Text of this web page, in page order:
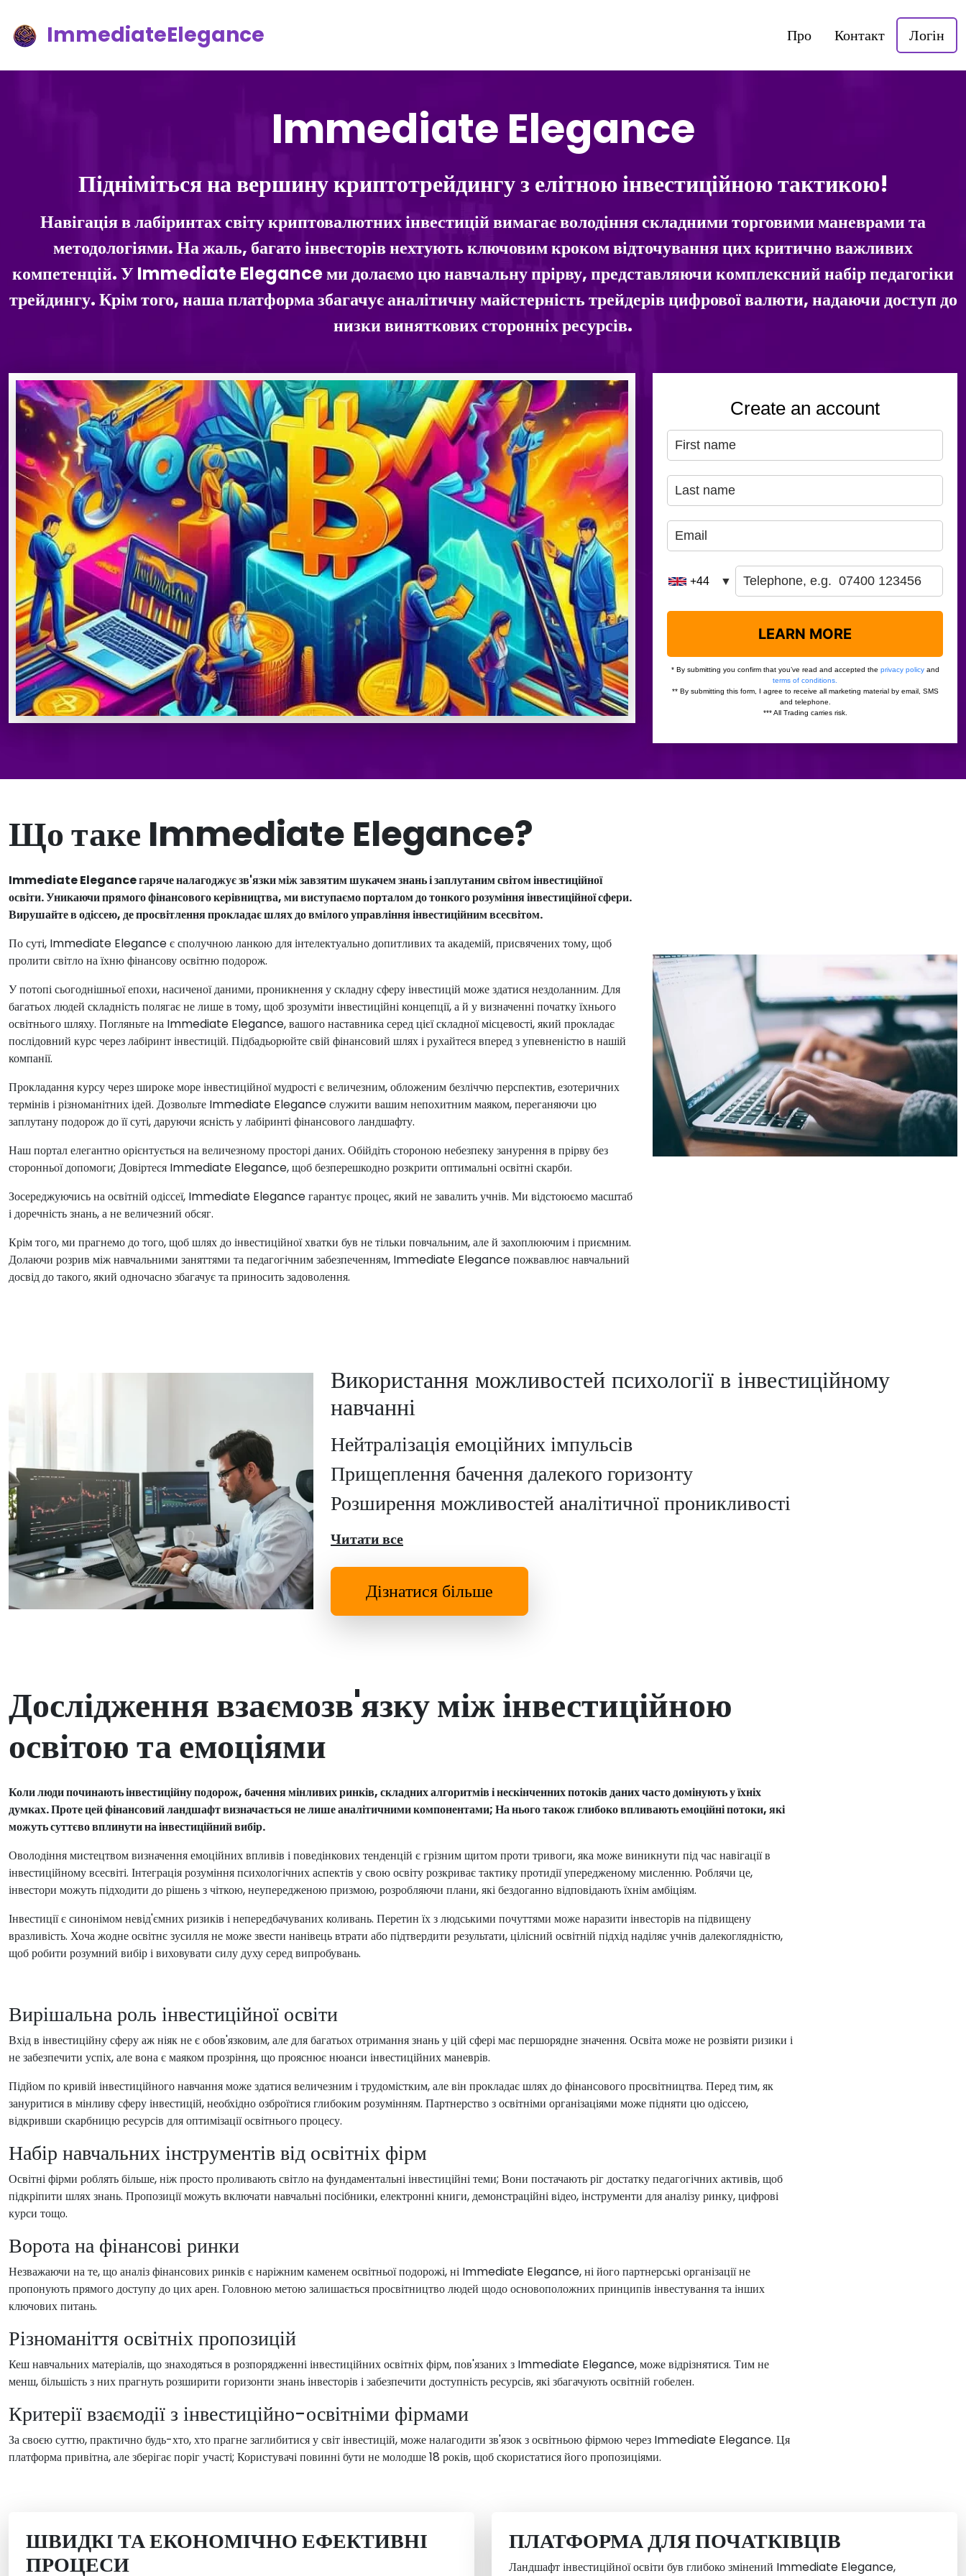
ImmediateElegance Про Контакт Логін
Immediate Elegance
Підніміться на вершину криптотрейдингу з елітною інвестиційною тактикою!
Навігація в лабіринтах світу криптовалютних інвестицій вимагає володіння складними торговими маневрами та
методологіями. На жаль, багато інвесторів нехтують ключовим кроком відточування цих критично важливих
компетенцій. У Immediate Elegance ми долаємо цю навчальну прірву, представляючи комплексний набір педагогіки
трейдингу. Крім того, наша платформа збагачує аналітичну майстерність трейдерів цифрової валюти, надаючи доступ до
низки виняткових сторонніх ресурсів.
Що таке Immediate Elegance?
Immediate Elegance гаряче налагоджує зв'язки між завзятим шукачем знань і заплутаним світом інвестиційної
освіти. Уникаючи прямого фінансового керівництва, ми виступаємо порталом до тонкого розуміння інвестиційної сфери.
Вирушайте в одіссею, де просвітлення прокладає шлях до вмілого управління інвестиційним всесвітом.
По суті, Immediate Elegance є сполучною ланкою для інтелектуально допитливих та академій, присвячених тому, щоб
пролити світло на їхню фінансову освітню подорож.
У потопі сьогоднішньої епохи, насиченої даними, проникнення у складну сферу інвестицій може здатися нездоланним. Для
багатьох людей складність полягає не лише в тому, щоб зрозуміти інвестиційні концепції, а й у визначенні початку їхнього
освітнього шляху. Погляньте на Immediate Elegance, вашого наставника серед цієї складної місцевості, який прокладає
послідовний курс через лабіринт інвестицій. Підбадьорюйте свій фінансовий шлях і рухайтеся вперед з упевненістю в нашій
компанії.
Прокладання курсу через широке море інвестиційної мудрості є величезним, обложеним безліччю перспектив, езотеричних
термінів і різноманітних ідей. Дозвольте Immediate Elegance служити вашим непохитним маяком, переганяючи цю
заплутану подорож до її суті, даруючи ясність у лабіринті фінансового ландшафту.
Наш портал елегантно орієнтується на величезному просторі даних. Обійдіть стороною небезпеку занурення в прірву без
сторонньої допомоги; Довіртеся Immediate Elegance, щоб безперешкодно розкрити оптимальні освітні скарби.
Зосереджуючись на освітній одіссеї, Immediate Elegance гарантує процес, який не завалить учнів. Ми відстоюємо масштаб
і доречність знань, а не величезний обсяг.
Крім того, ми прагнемо до того, щоб шлях до інвестиційної хватки був не тільки повчальним, але й захоплюючим і приємним.
Долаючи розрив між навчальними заняттями та педагогічним забезпеченням, Immediate Elegance пожвавлює навчальний
досвід до такого, який одночасно збагачує та приносить задоволення.
Використання можливостей психології в інвестиційному
навчанні
Нейтралізація емоційних імпульсів
Прищеплення бачення далекого горизонту
Розширення можливостей аналітичної проникливості
Читати все
Дізнатися більше
Дослідження взаємозв'язку між інвестиційною
освітою та емоціями
Коли люди починають інвестиційну подорож, бачення мінливих ринків, складних алгоритмів і нескінченних потоків даних часто домінують у їхніх
думках. Проте цей фінансовий ландшафт визначається не лише аналітичними компонентами; На нього також глибоко впливають емоційні потоки, які
можуть суттєво вплинути на інвестиційний вибір.
Оволодіння мистецтвом визначення емоційних впливів і поведінкових тенденцій є грізним щитом проти тривоги, яка може виникнути під час навігації в
інвестиційному всесвіті. Інтеграція розуміння психологічних аспектів у свою освіту розкриває тактику протидії упередженому мисленню. Роблячи це,
інвестори можуть підходити до рішень з чіткою, неупередженою призмою, розробляючи плани, які бездоганно відповідають їхнім амбіціям.
Інвестиції є синонімом невід'ємних ризиків і непередбачуваних коливань. Перетин їх з людськими почуттями може наразити інвесторів на підвищену
вразливість. Хоча жодне освітнє зусилля не може звести нанівець втрати або підтвердити результати, цілісний освітній підхід наділяє учнів далекоглядністю,
щоб робити розумний вибір і виховувати силу духу серед випробувань.
Вирішальна роль інвестиційної освіти
Вхід в інвестиційну сферу аж ніяк не є обов'язковим, але для багатьох отримання знань у цій сфері має першорядне значення. Освіта може не розвіяти ризики і
не забезпечити успіх, але вона є маяком прозріння, що прояснює нюанси інвестиційних маневрів.
Підйом по кривій інвестиційного навчання може здатися величезним і трудомістким, але він прокладає шлях до фінансового просвітництва. Перед тим, як
зануритися в мінливу сферу інвестицій, необхідно озброїтися глибоким розумінням. Партнерство з освітніми організаціями може підняти цю одіссею,
відкривши скарбницю ресурсів для оптимізації освітнього процесу.
Набір навчальних інструментів від освітніх фірм
Освітні фірми роблять більше, ніж просто проливають світло на фундаментальні інвестиційні теми; Вони постачають ріг достатку педагогічних активів, щоб
підкріпити шлях знань. Пропозиції можуть включати навчальні посібники, електронні книги, демонстраційні відео, інструменти для аналізу ринку, цифрові
курси тощо.
Ворота на фінансові ринки
Незважаючи на те, що аналіз фінансових ринків є наріжним каменем освітньої подорожі, ні Immediate Elegance, ні його партнерські організації не
пропонують прямого доступу до цих арен. Головною метою залишається просвітництво людей щодо основоположних принципів інвестування та інших
ключових питань.
Різноманіття освітніх пропозицій
Кеш навчальних матеріалів, що знаходяться в розпорядженні інвестиційних освітніх фірм, пов'язаних з Immediate Elegance, може відрізнятися. Тим не
менш, більшість з них прагнуть розширити горизонти знань інвесторів і забезпечити доступність ресурсів, які збагачують освітній гобелен.
Критерії взаємодії з інвестиційно-освітніми фірмами
За своєю суттю, практично будь-хто, хто прагне заглибитися у світ інвестицій, може налагодити зв'язок з освітньою фірмою через Immediate Elegance. Ця
платформа привітна, але зберігає поріг участі; Користувачі повинні бути не молодше 18 років, щоб скористатися його пропозиціями.
ШВИДКІ ТА ЕКОНОМІЧНО ЕФЕКТИВНІ
ПРОЦЕСИ
ПЛАТФОРМА ДЛЯ ПОЧАТКІВЦІВ
Ландшафт інвестиційної освіти був глибоко змінений Immediate Elegance,